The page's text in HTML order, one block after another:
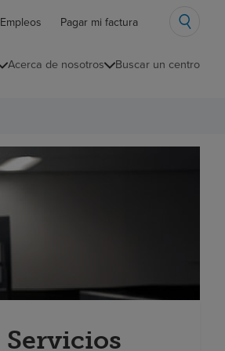
Empleos Pagar mi factura
Acerca de nosotros Buscar un centro
Servicios